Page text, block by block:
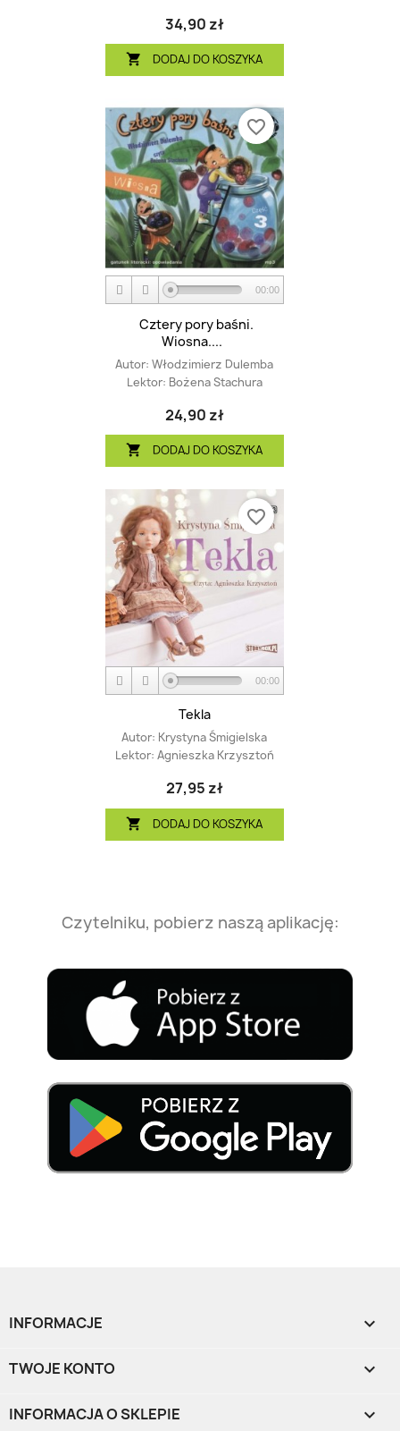
34,90 zł
 DODAJ DO KOSZYKA
00:00
Cztery pory baśni.
Wiosna....
Autor: Włodzimierz Dulemba
Lektor: Bożena Stachura
24,90 zł
 DODAJ DO KOSZYKA
favorite_border
00:00
Tekla
Autor: Krystyna Śmigielska
Lektor: Agnieszka Krzysztoń
27,95 zł
 DODAJ DO KOSZYKA
favorite_border
Czytelniku, pobierz naszą aplikację:
INFORMACJE 
TWOJE KONTO 
INFORMACJA O SKLEPIE keyboard_arrow_down